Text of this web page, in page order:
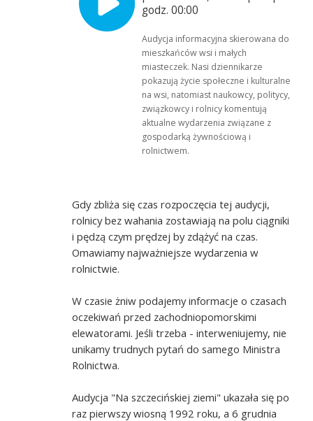
godz. 00:00
Audycja informacyjna skierowana do
mieszkańców wsi i małych
miasteczek. Nasi dziennikarze
pokazują życie społeczne i kulturalne
na wsi, natomiast naukowcy, politycy,
związkowcy i rolnicy komentują
aktualne wydarzenia związane z
gospodarką żywnościową i
rolnictwem.
Gdy zbliża się czas rozpoczęcia tej audycji,
rolnicy bez wahania zostawiają na polu ciągniki
i pędzą czym prędzej by zdążyć na czas.
Omawiamy najważniejsze wydarzenia w
rolnictwie.
W czasie żniw podajemy informacje o czasach
oczekiwań przed zachodniopomorskimi
elewatorami. Jeśli trzeba - interweniujemy, nie
unikamy trudnych pytań do samego Ministra
Rolnictwa.
Audycja "Na szczecińskiej ziemi" ukazała się po
raz pierwszy wiosną 1992 roku, a 6 grudnia